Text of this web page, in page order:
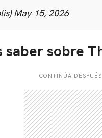
May 15, 2026
saber sobre
CONTINÚA